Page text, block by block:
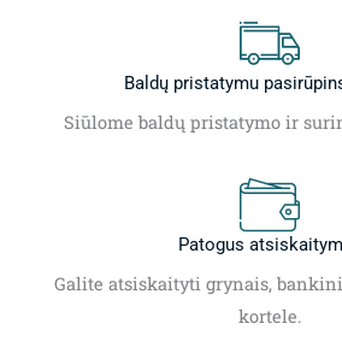
Baldų pristatymu
Siūlome baldų pristatymo ir
Patogus
Galite atsiskaityti grynais,
kortele.